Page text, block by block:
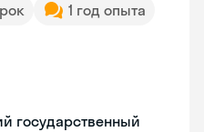
1 год опыта
государственный